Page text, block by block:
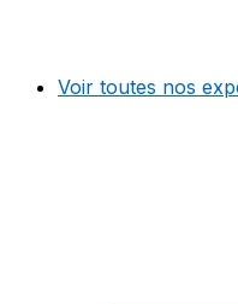
Voir toutes nos